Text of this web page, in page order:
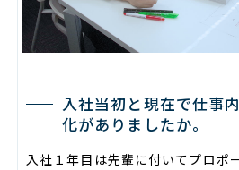
入社当初と現在で仕事
化がありましたか。
入社１年目は先輩に付いてプロポ